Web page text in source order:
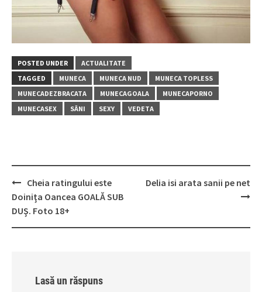
POSTED UNDER
ACTUALITATE
TAGGED
MUNECA MUNECA NUD
MUNECA TOPLESS
MUNECADEZBRACATA
MUNECAGOALA
MUNECAPORNO
MUNECASEX
SÂNI SEXY VEDETA
Post
navigation
Cheia ratingului este
Doiniţa Oancea GOALĂ SUB
DUŞ. Foto 18+
Delia isi arata sanii pe net
Lasă un răspuns